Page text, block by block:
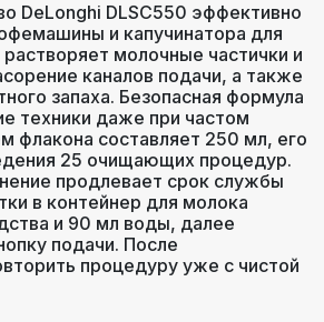
DeLonghi DLSC550 эффективно
и капучинатора для
молочные частички и
каналов подачи, а также
запаха. Безопасная формула
техники даже при частом
флакона составляет 250 мл, его
25 очищающих процедур.
продлевает срок службы
в контейнер для молока
и 90 мл воды, далее
подачи. После
процедуру уже с чистой